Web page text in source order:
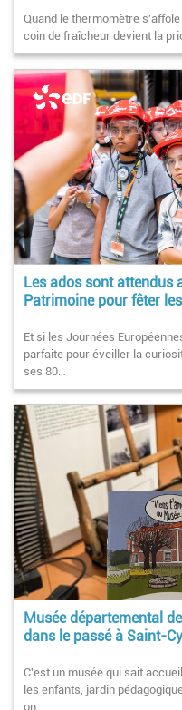
Quand le thermomètre
coin de fraîcheur devient la
Les ados sont attendus
Patrimoine pour fêter
Et si les Journées
parfaite pour éveiller la
ses 80…
Musée départemental
dans le passé à Saint-
C'est un musée qui sait
les enfants, jardin
on…